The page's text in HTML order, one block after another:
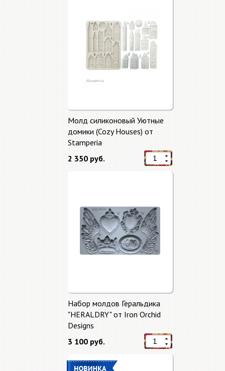
Молд силиконовый Уютные
домики (Cozy Houses) от
Stamperia
2 350 руб.
Набор молдов Геральдика
"HERALDRY" от Iron Orchid
Designs
3 100 руб.